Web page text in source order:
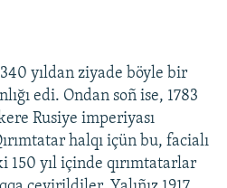
yıldan ziyade böyle bir
edi. Ondan soñ ise, 1783
Rusiye imperiyası
halqı içün bu, facialı
yıl içinde qırımtatarlar